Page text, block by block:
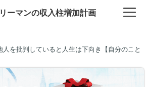
ーマンの収入柱増加計画
人を批判していると人生は下向き【自分のこと